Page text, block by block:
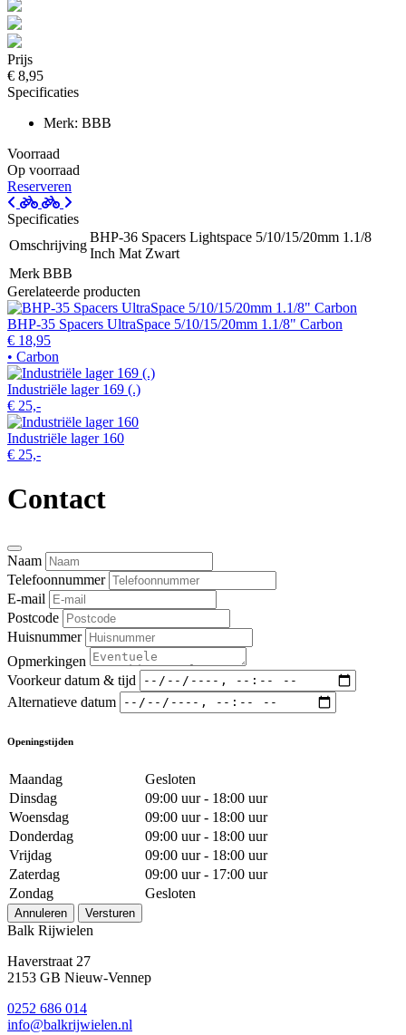
Prijs
€ 8,95
Specificaties
Merk: BBB
Voorraad
Op voorraad
Reserveren
Specificaties
Omschrijving
BHP-36 Spacers Lightspace 5/10/15/20mm 1.1/8
Inch Mat Zwart
MerkBBB
Gerelateerde producten
BHP-35 Spacers UltraSpace 5/10/15/20mm 1.1/8" Carbon
€ 18,95
• Carbon
Industriële lager 169 (.)
€ 25,-
Industriële lager 160
€ 25,-
Contact
Naam
Telefoonnummer
E-mail
Postcode
Huisnummer
Opmerkingen
Voorkeur datum & tijd
Alternatieve datum
Openingstijden
Maandag
Gesloten
Dinsdag
09:00 uur - 18:00 uur
Woensdag
09:00 uur - 18:00 uur
Donderdag
09:00 uur - 18:00 uur
Vrijdag
09:00 uur - 18:00 uur
Zaterdag
09:00 uur - 17:00 uur
Zondag
Gesloten
Annuleren Versturen
Balk Rijwielen
Haverstraat 27
2153 GB Nieuw-Vennep
0252 686 014
info@balkrijwielen.nl